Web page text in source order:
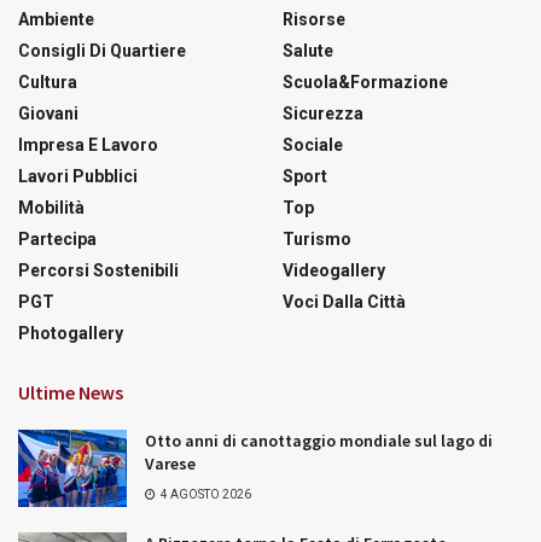
Ambiente
Consigli Di Quartiere
Cultura
Giovani
Impresa E Lavoro
Lavori Pubblici
Mobilità
Partecipa
Percorsi Sostenibili
PGT
Photogallery
Risorse
Salute
Scuola&Formazione
Sicurezza
Sociale
Sport
Top
Turismo
Videogallery
Voci Dalla Città
Ultime News
Otto anni di canottaggio mondiale sul lago di
Varese
4 AGOSTO 2026